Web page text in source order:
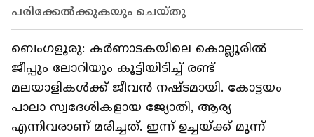
പരിക്കേൽക്കുകയും ചെയ്തു
ബെംഗളൂരു: കർണാടകയിലെ കൊല്ലൂരിൽ
ജീപ്പും ലോറിയും കൂട്ടിയിടിച്ച് രണ്ട്
മലയാളികൾക്ക് ജീവൻ നഷ്ടമായി. കോട്ടയം
പാലാ സ്വദേശികളായ ജ്യോതി, ആര്യ
എന്നിവരാണ് മരിച്ചത്. ഇന്ന് ഉച്ചയ്ക്ക് മൂന്ന്